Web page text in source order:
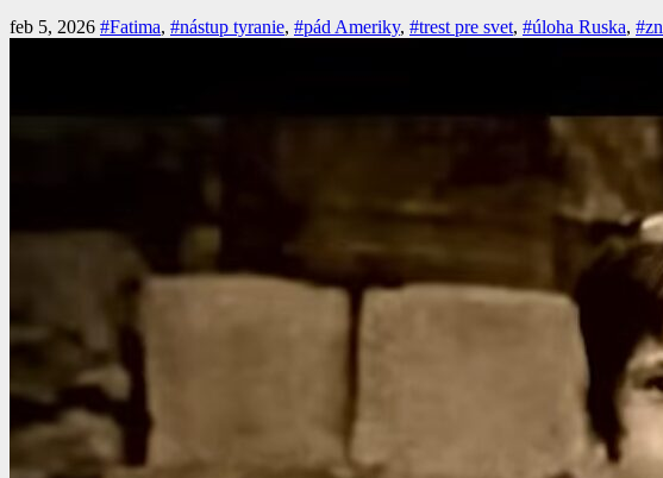
feb 5, 2026 #Fatima, #nástup tyranie, #pád Ameriky, #trest pre svet, #úloha Ruska,